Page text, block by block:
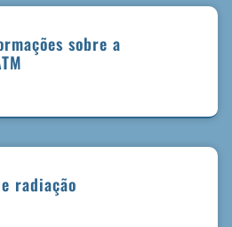
sobre a
radiação